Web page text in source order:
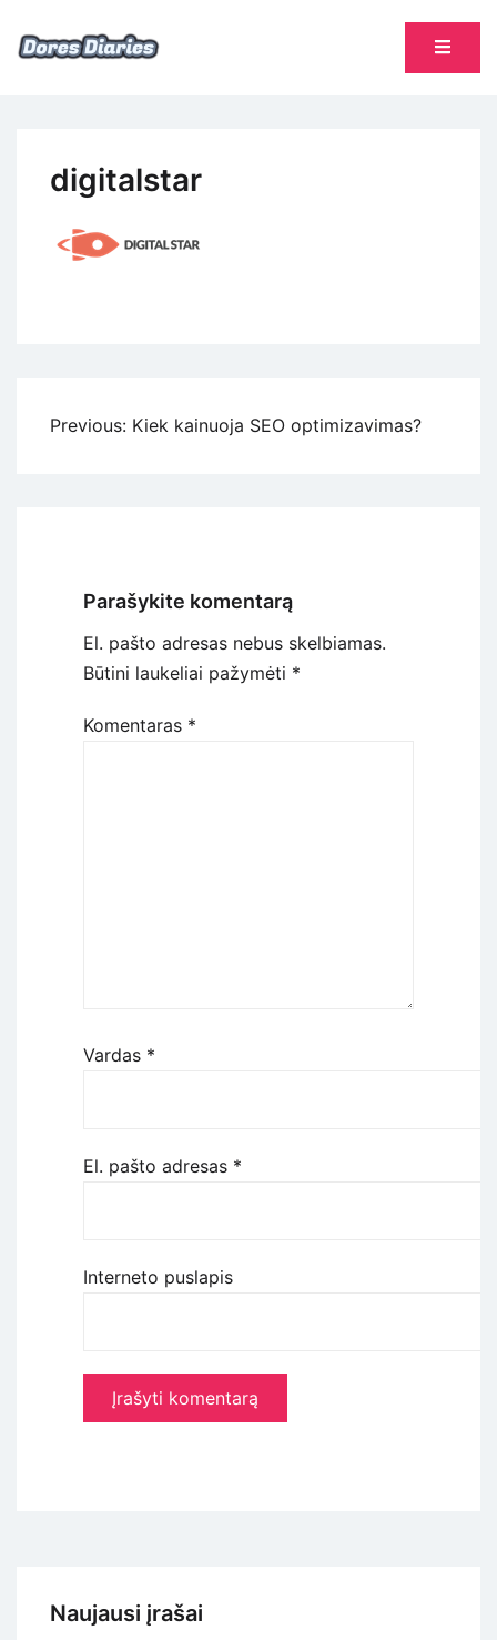
digitalstar
Navigacija
Previous: Kiek kainuoja SEO optimizavimas?
Parašykite komentarą
El. pašto adresas nebus skelbiamas.
Būtini laukeliai pažymėti *
Komentaras *
Vardas *
El. pašto adresas *
Interneto puslapis
Naujausi įrašai